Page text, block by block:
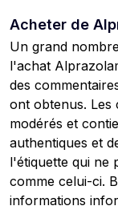
Acheter de
Un grand
l'achat
des
ont obtenus. Les
modérés et
authentiques et
l'étiquette qui ne
comme celui-ci.
informations